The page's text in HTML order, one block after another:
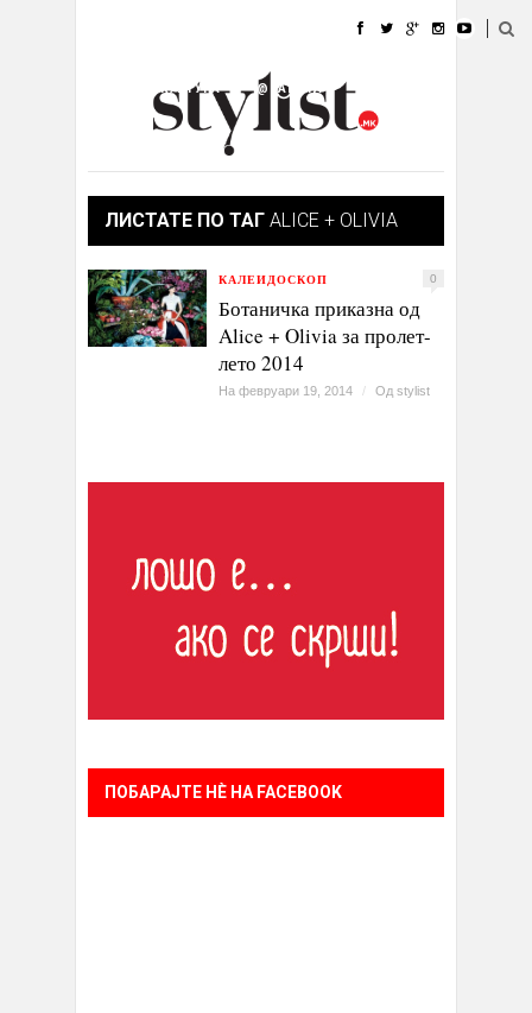
УБАВИНА
КУЛТУРА @РАБОТА
ИЗЛОГ
ЛИСТАТЕ ПО ТАГ ALICE + OLIVIA
КАЛЕИДОСКОП 0
Ботаничка приказна од
Alice + Olivia за пролет-
лето 2014
На февруари 19, 2014 / Од stylist
ПОБАРАЈТЕ НÈ НА FACEBOOK